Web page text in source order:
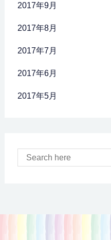
2017年9月
2017年8月
2017年7月
2017年6月
2017年5月